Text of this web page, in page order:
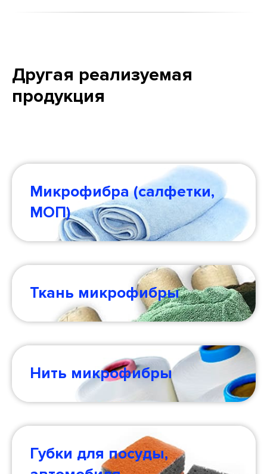
Другая реализуемая
продукция
Микрофибра (салфетки,
МОП)
Ткань микрофибры
Нить микрофибры
Губки для посуды,